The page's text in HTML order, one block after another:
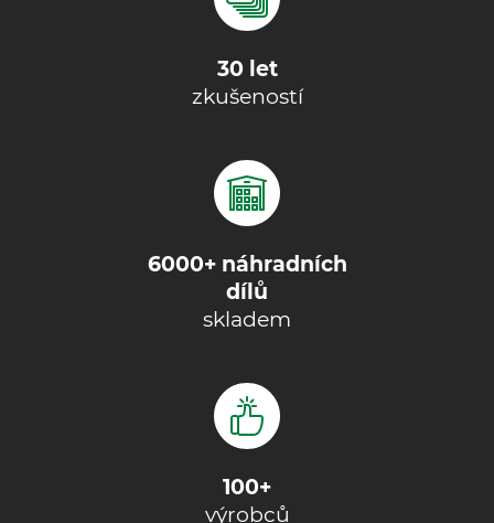
30 let
zkušeností
6000+ náhradních
dílů
skladem
100+
výrobců